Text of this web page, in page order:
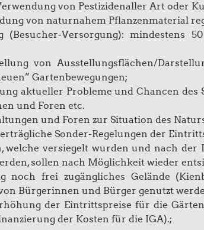
von Pestizidenaller Art oder
von naturnahem Pflanzenmaterial
(Besucher-Versorgung): mindestens
von Ausstellungsflächen/
Gartenbewegungen;
aktueller Probleme und Chancen
und Foren etc.
und Foren zur Situation des
Sonder-Regelungen der
welche versiegelt wurden und nach
sollen nach Möglichkeit wieder
noch frei zugängliches Gelände
Bürgerinnen und Bürger genutzt
der Eintrittspreise für die
der Kosten für die IGA).;